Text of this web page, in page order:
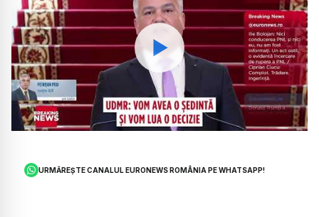
Watch
URMĂREȘTE CANALUL EURONEWS ROMÂNIA PE WHATSAPP!